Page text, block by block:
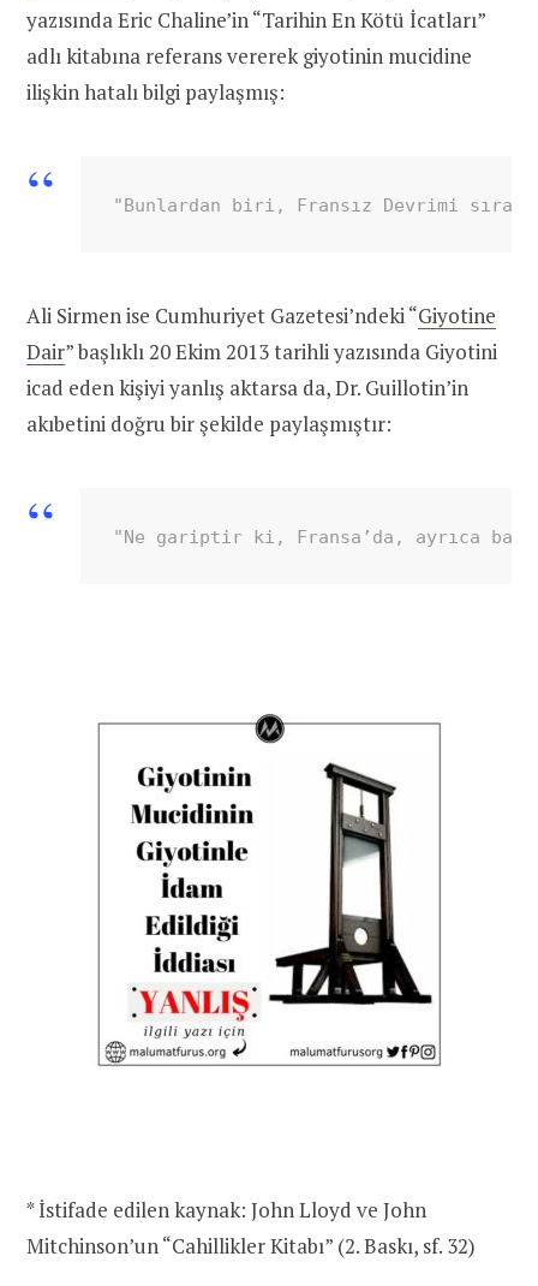
yazısında Eric Chaline’in “Tarihin En Kötü İcatları”
adlı kitabına referans vererek giyotinin mucidine
ilişkin hatalı bilgi paylaşmış:
"Bunlardan biri, Fransız Devrimi
Ali Sirmen ise Cumhuriyet Gazetesi’ndeki “Giyotine
Dair” başlıklı 20 Ekim 2013 tarihli yazısında Giyotini
icad eden kişiyi yanlış aktarsa da, Dr. Guillotin’in
akıbetini doğru bir şekilde paylaşmıştır:
"Ne gariptir ki, Fransa’da, ayrıca
* İstifade edilen kaynak: John Lloyd ve John
Mitchinson’un “Cahillikler Kitabı” (2. Baskı, sf. 32)